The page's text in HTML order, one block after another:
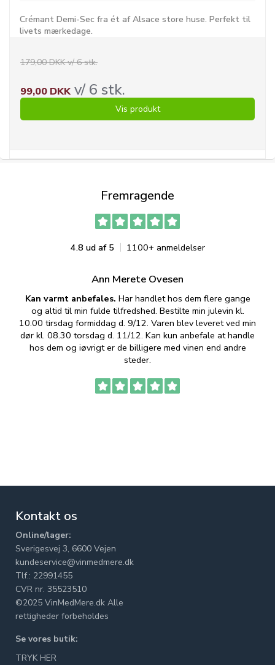
Crémant Demi-Sec fra ét af Alsace store huse. Perfekt til
livets mærkedage.
179,00 DKK v/ 6 stk.
99,00 DKKv/ 6 stk.
Vis produkt
Fremragende
4.8 ud af 5 1100+ anmeldelser
Ann Merete Ovesen
Kan varmt anbefales. Har handlet hos dem flere gange
og altid til min fulde tilfredshed. Bestilte min julevin kl.
10.00 tirsdag formiddag d. 9/12. Varen blev leveret ved min
dør kl. 08.30 torsdag d. 11/12. Kan kun anbefale at handle
hos dem og iøvrigt er de billigere med vinen end andre
steder.
Kontakt os
Online/lager:
Sverigesvej 3, 6600 Vejen
kundeservice@vinmedmere.dk
Tlf.: 22991455
CVR nr. 35523510
©2025 VinMedMere.dk Alle
rettigheder forbeholdes
Se vores butik:
TRYK HER